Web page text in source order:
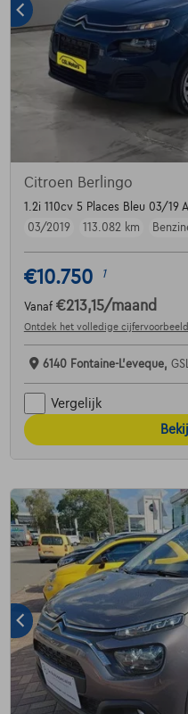
Citroen Berlingo
1.2i 110cv 5 Places Bleu 03/19
03/2019
113.082 km
€10.750 1
Vanaf €213,15/maand
Ontdek het volledige cijfervoorbeeld
6140 Fontaine-L'eveque,
Vergelijk